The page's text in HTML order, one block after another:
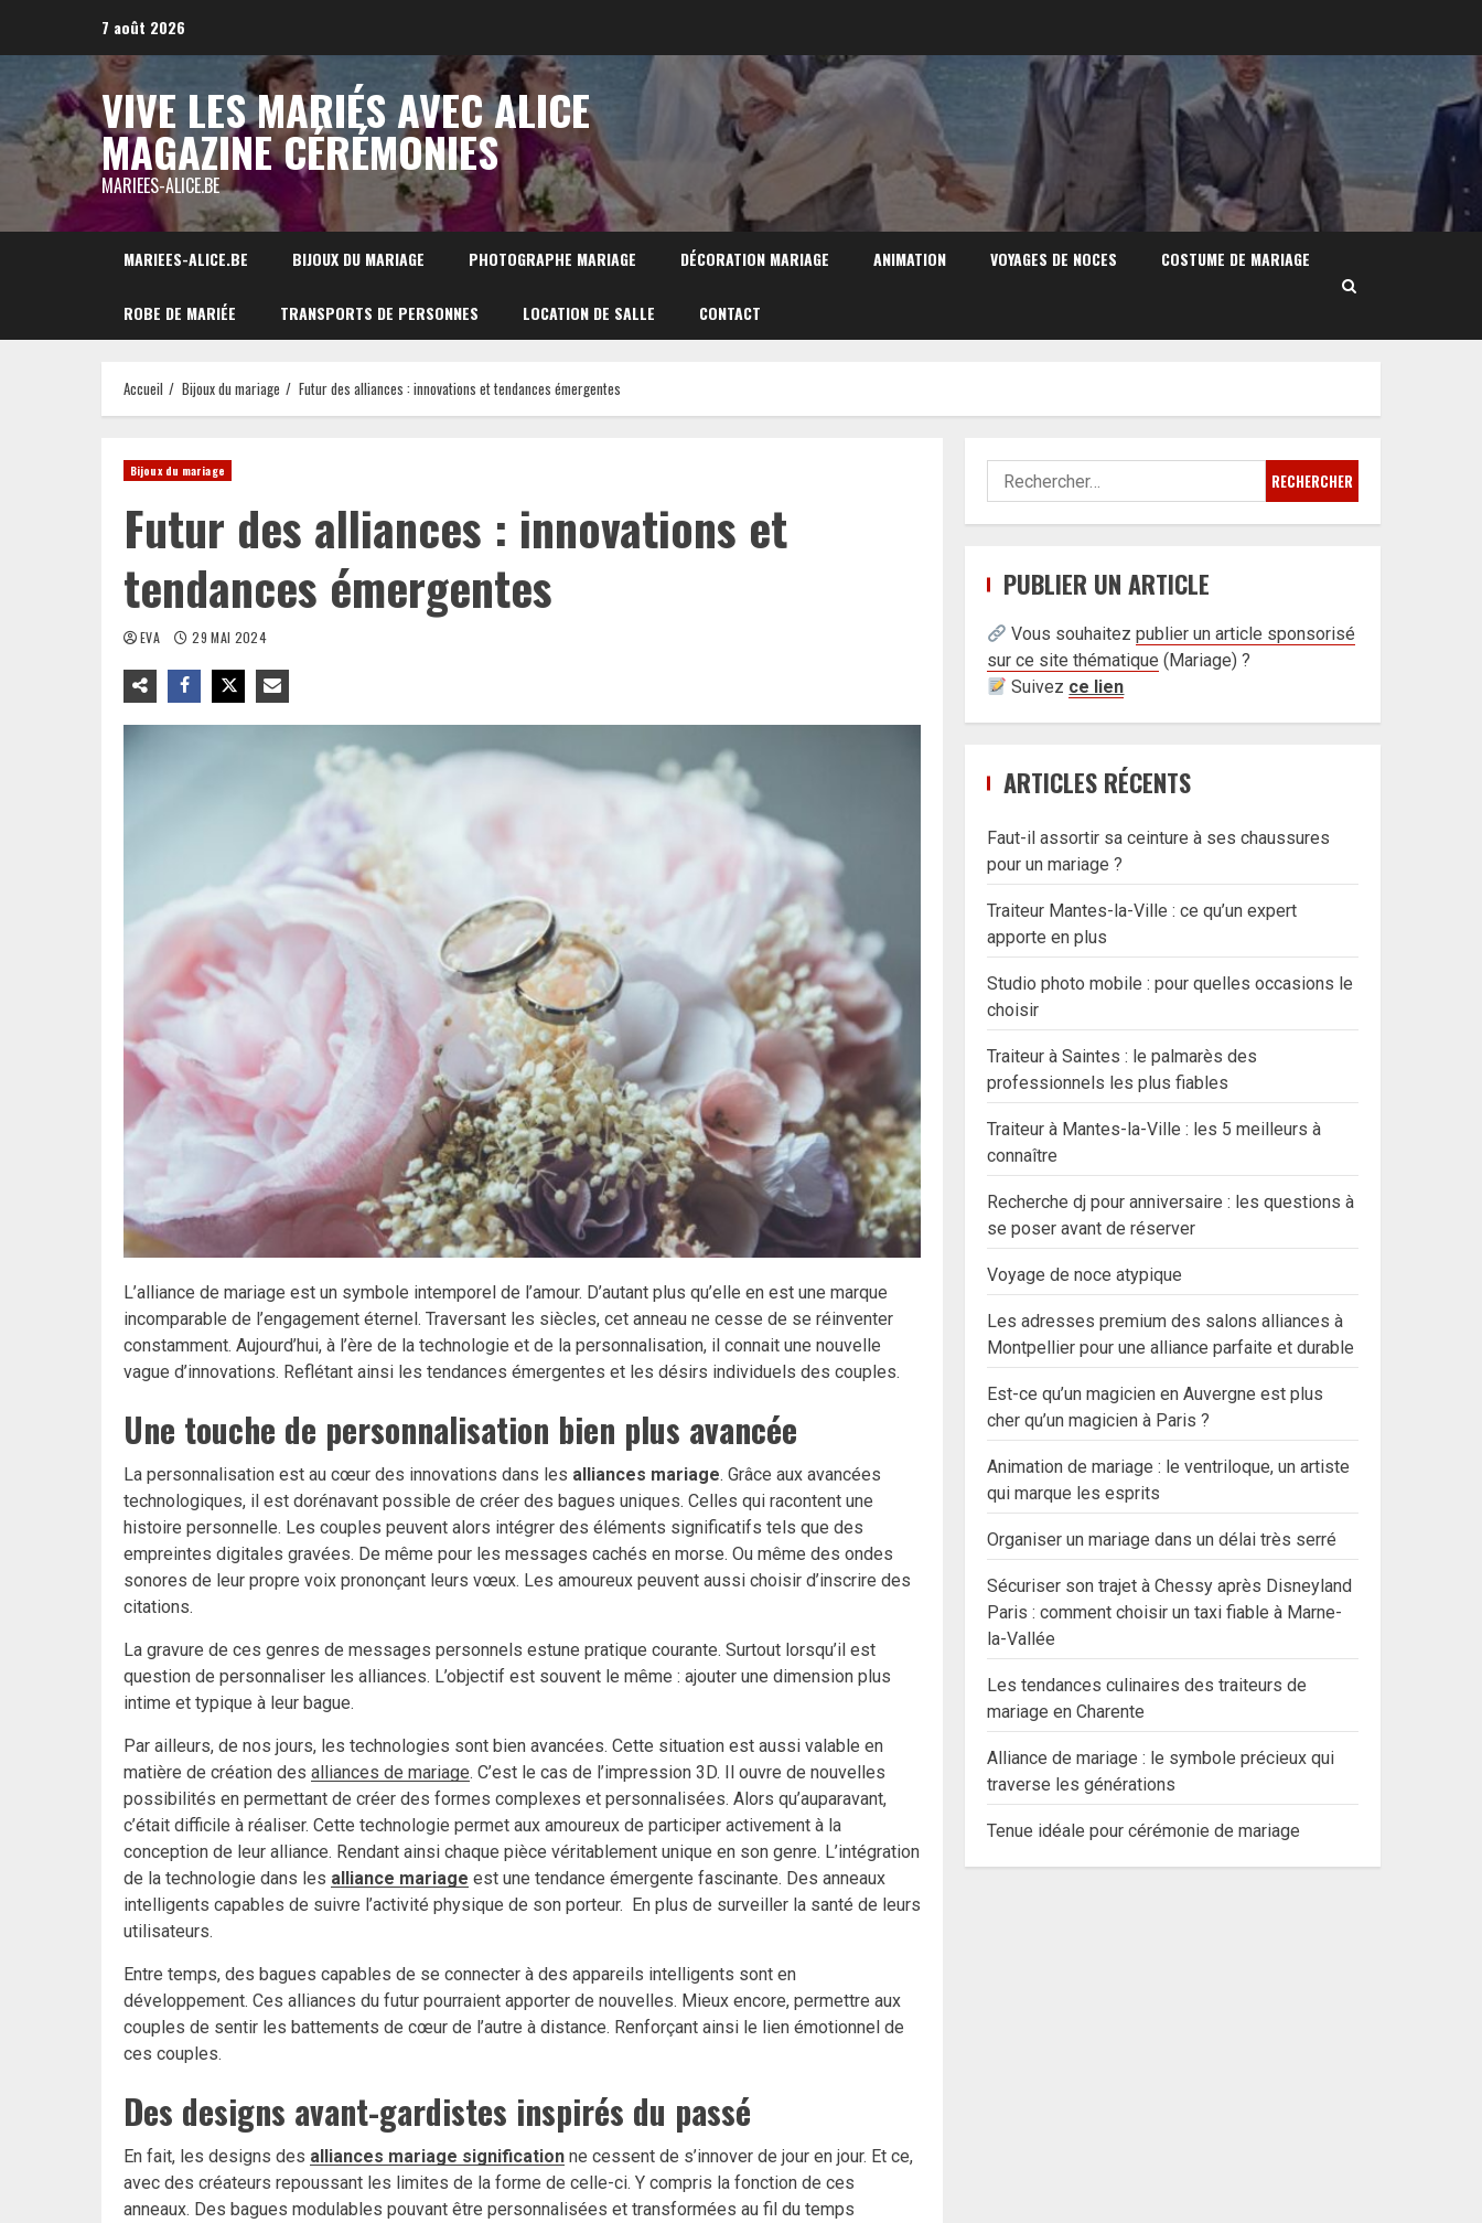
7 août 2026
VIVE LES MARIÉS AVEC ALICE
MAGAZINE CÉRÉMONIES
MARIEES-ALICE.BE
MARIEES-ALICE.BE BIJOUX DU MARIAGE PHOTOGRAPHE MARIAGE DÉCORATION MARIAGE ANIMATION VOYAGES DE NOCES COSTUME DE MARIAGE
ROBE DE MARIÉE TRANSPORTS DE PERSONNES LOCATION DE SALLE CONTACT
Accueil Bijoux du mariage Futur des alliances : innovations et tendances émergentes
Bijoux du mariage
Futur des alliances : innovations et
tendances émergentes
EVA 29 MAI 2024
L’alliance de mariage est un symbole intemporel de l’amour. D’autant plus qu’elle en est une marque
incomparable de l’engagement éternel. Traversant les siècles, cet anneau ne cesse de se réinventer
constamment. Aujourd’hui, à l’ère de la technologie et de la personnalisation, il connait une nouvelle
vague d’innovations. Reflétant ainsi les tendances émergentes et les désirs individuels des couples.
Une touche de personnalisation bien plus avancée
La personnalisation est au cœur des innovations dans les alliances mariage. Grâce aux avancées
technologiques, il est dorénavant possible de créer des bagues uniques. Celles qui racontent une
histoire personnelle. Les couples peuvent alors intégrer des éléments significatifs tels que des
empreintes digitales gravées. De même pour les messages cachés en morse. Ou même des ondes
sonores de leur propre voix prononçant leurs vœux. Les amoureux peuvent aussi choisir d’inscrire des
citations.
La gravure de ces genres de messages personnels estune pratique courante. Surtout lorsqu’il est
question de personnaliser les alliances. L’objectif est souvent le même : ajouter une dimension plus
intime et typique à leur bague.
Par ailleurs, de nos jours, les technologies sont bien avancées. Cette situation est aussi valable en
matière de création des alliances de mariage. C’est le cas de l’impression 3D. Il ouvre de nouvelles
possibilités en permettant de créer des formes complexes et personnalisées. Alors qu’auparavant,
c’était difficile à réaliser. Cette technologie permet aux amoureux de participer activement à la
conception de leur alliance. Rendant ainsi chaque pièce véritablement unique en son genre. L’intégration
de la technologie dans les alliance mariage est une tendance émergente fascinante. Des anneaux
intelligents capables de suivre l’activité physique de son porteur. En plus de surveiller la santé de leurs
utilisateurs.
Entre temps, des bagues capables de se connecter à des appareils intelligents sont en
développement. Ces alliances du futur pourraient apporter de nouvelles. Mieux encore, permettre aux
couples de sentir les battements de cœur de l’autre à distance. Renforçant ainsi le lien émotionnel de
ces couples.
Des designs avant-gardistes inspirés du passé
En fait, les designs des alliances mariage signification ne cessent de s’innover de jour en jour. Et ce,
avec des créateurs repoussant les limites de la forme de celle-ci. Y compris la fonction de ces
anneaux. Des bagues modulables pouvant être personnalisées et transformées au fil du temps
Rechercher :
PUBLIER UN ARTICLE
Vous souhaitezpublier un article sponsorisé
sur ce site thématique (Mariage) ?
Suivez ce lien
ARTICLES RÉCENTS
Faut-il assortir sa ceinture à ses chaussures
pour un mariage ?
Traiteur Mantes-la-Ville : ce qu’un expert
apporte en plus
Studio photo mobile : pour quelles occasions le
choisir
Traiteur à Saintes : le palmarès des
professionnels les plus fiables
Traiteur à Mantes-la-Ville : les 5 meilleurs à
connaître
Recherche dj pour anniversaire : les questions à
se poser avant de réserver
Voyage de noce atypique
Les adresses premium des salons alliances à
Montpellier pour une alliance parfaite et durable
Est-ce qu’un magicien en Auvergne est plus
cher qu’un magicien à Paris ?
Animation de mariage : le ventriloque, un artiste
qui marque les esprits
Organiser un mariage dans un délai très serré
Sécuriser son trajet à Chessy après Disneyland
Paris : comment choisir un taxi fiable à Marne-
la-Vallée
Les tendances culinaires des traiteurs de
mariage en Charente
Alliance de mariage : le symbole précieux qui
traverse les générations
Tenue idéale pour cérémonie de mariage